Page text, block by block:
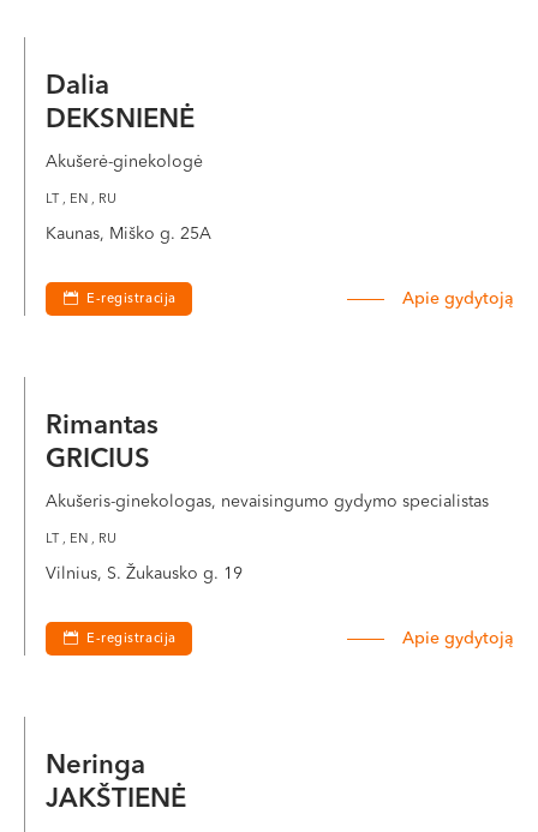
Dalia
DEKSNIENĖ
Akušerė-ginekologė
LT , EN , RU
Kaunas, Miško g. 25A
E-registracija Apie gydytoją
Rimantas
GRICIUS
Akušeris-ginekologas, nevaisingumo gydymo specialistas
LT , EN , RU
Vilnius, S. Žukausko g. 19
E-registracija Apie gydytoją
Neringa
JAKŠTIENĖ